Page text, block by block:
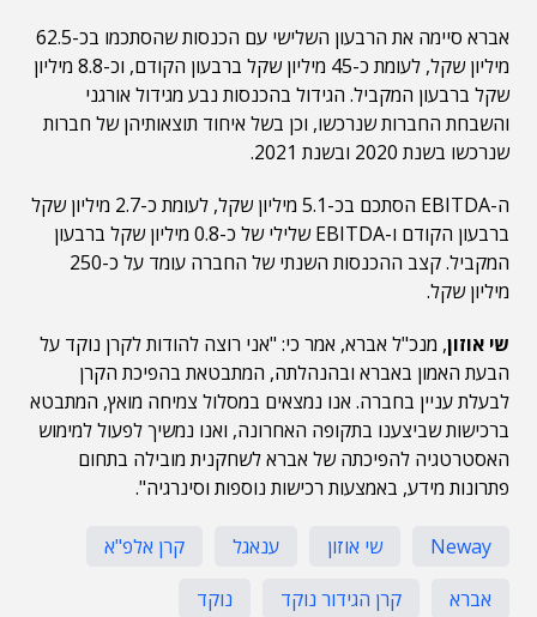
אברא סיימה את הרבעון השלישי עם הכנסות שהסתכמו בכ-62.5
מיליון שקל, לעומת כ-45 מיליון שקל ברבעון הקודם, וכ-8.8 מיליון
שקל ברבעון המקביל. הגידול בהכנסות נבע מגידול אורגני
והשבחת החברות שנרכשו, וכן בשל איחוד תוצאותיהן של חברות
שנרכשו בשנת 2020 ובשנת 2021.
ה-EBITDA הסתכם בכ-5.1 מיליון שקל, לעומת כ-2.7 מיליון שקל
ברבעון הקודם ו-EBITDA שלילי של כ-0.8 מיליון שקל ברבעון
המקביל. קצב ההכנסות השנתי של החברה עומד על כ-250
מיליון שקל.
שי אוזון, מנכ"ל אברא, אמר כי: "אני רוצה להודות לקרן נוקד על
הבעת האמון באברא ובהנהלתה, המתבטאת בהפיכת הקרן
לבעלת עניין בחברה. אנו נמצאים במסלול צמיחה מואץ, המתבטא
ברכישות שביצענו בתקופה האחרונה, ואנו נמשיך לפעול למימוש
האסטרטגיה להפיכתה של אברא לשחקנית מובילה בתחום
פתרונות מידע, באמצעות רכישות נוספות וסינרגיה".
Neway שי אוזון ענאגל
קרן אלפ"א
אברא
קרן הגידור נוקד
נוקד